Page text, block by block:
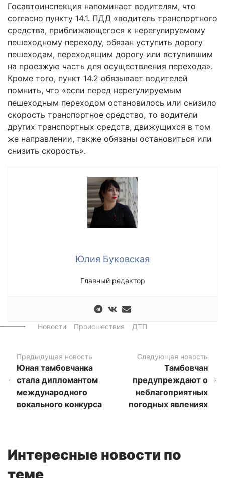
Госавтоинспекция напоминает водителям, что
согласно пункту 14.1. ПДД «водитель транспортного
средства, приближающегося к нерегулируемому
пешеходному переходу, обязан уступить дорогу
пешеходам, переходящим дорогу или вступившим
на проезжую часть для осуществления перехода».
Кроме того, пункт 14.2 обязывает водителей
помнить, что «если перед нерегулируемым
пешеходным переходом остановилось или снизило
скорость транспортное средство, то водители
других транспортных средств, движущихся в том
же направлении, также обязаны остановиться или
снизить скорость».
Юлия Буковская
Главный редактор
Новости Происшествия ДТП
Предыдущая новость
Юная тамбовчанка
стала дипломантом
международного
вокального конкурса
Следующая новость
Тамбовчан
предупреждают о
неблагоприятных
погодных явлениях
Интересные новости по
теме